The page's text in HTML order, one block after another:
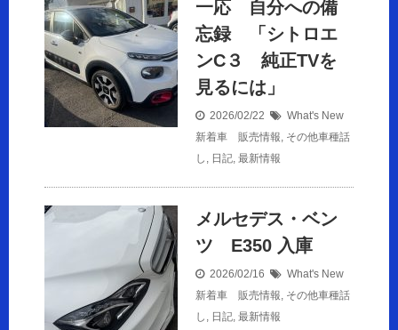
一応 自分への備
忘録 「シトロエ
ンC３ 純正TVを
見るには」
2026/02/22
What's New
新着車 販売情報, その他車種話
し , 日記, 最新情報
メルセデス・ベン
ツ E350 入庫
2026/02/16
What's New
新着車 販売情報, その他車種話
し , 日記, 最新情報